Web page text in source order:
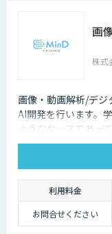
画
株式
画像・動画解析/デジ
AI開発を行います。
ようなケースであっ
が強みです。
利用料金
お問合せください